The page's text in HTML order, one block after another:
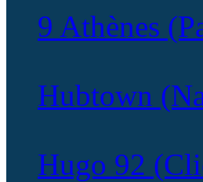
9 Athènes
Hubtown
Hugo 92